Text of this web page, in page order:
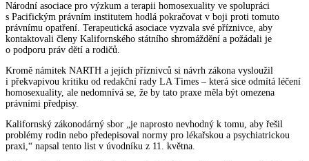
Národní asociace pro výzkum a terapii homosexuality ve spolupráci
s Pacifickým právním institutem hodlá pokračovat v boji proti tomuto
právnímu opatření. Terapeutická asociace vyzvala své příznivce, aby
kontaktovali členy Kalifornského státního shromáždění a požádali je
o podporu práv dětí a rodičů.
Kromě námitek NARTH a jejích příznivců si návrh zákona vysloužil
i překvapivou kritiku od redakční rady LA Times – která sice odmítá léčení
homosexuality, ale nedomnívá se, že by tato praxe měla být omezena
právními předpisy.
Kalifornský zákonodárný sbor „je naprosto nevhodný k tomu, aby řešil
problémy rodin nebo předepisoval normy pro lékařskou a psychiatrickou
praxi,“ napsal tento list v úvodníku z 11. května.